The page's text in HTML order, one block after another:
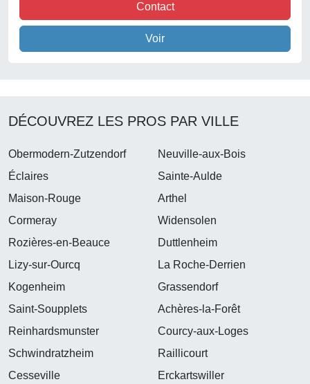
Contact
Voir
DÉCOUVREZ LES PROS PAR VILLE
Obermodern-Zutzendorf
Neuville-aux-Bois
Éclaires
Sainte-Aulde
Maison-Rouge
Arthel
Cormeray
Widensolen
Rozières-en-Beauce
Duttlenheim
Lizy-sur-Ourcq
La Roche-Derrien
Kogenheim
Grassendorf
Saint-Soupplets
Achères-la-Forêt
Reinhardsmunster
Courcy-aux-Loges
Schwindratzheim
Raillicourt
Cesseville
Erckartswiller